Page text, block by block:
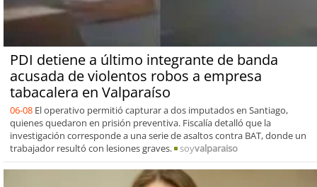
PDI detiene a último integrante de banda
acusada de violentos robos a empresa
tabacalera en Valparaíso
06-08 El operativo permitió capturar a dos imputados en Santiago,
quienes quedaron en prisión preventiva. Fiscalía detalló que la
investigación corresponde a una serie de asaltos contra BAT, donde un
trabajador resultó con lesiones graves.
soyvalparaiso